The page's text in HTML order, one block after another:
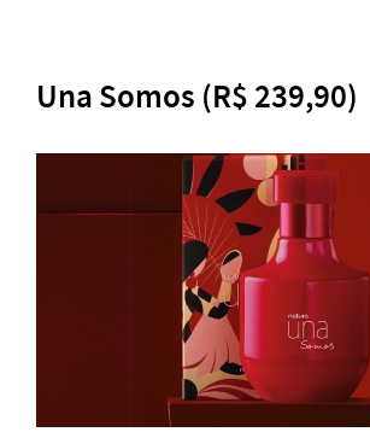
Una Somos (R$ 239,90)